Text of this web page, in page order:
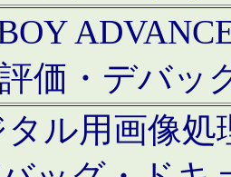
価・デバッ
タル用画像